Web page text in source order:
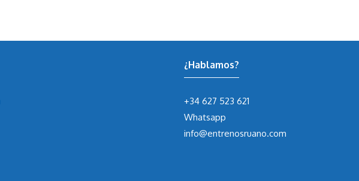
¿Hablamos?
+34 627 523 621
Whatsapp
info@entrenosruano.com